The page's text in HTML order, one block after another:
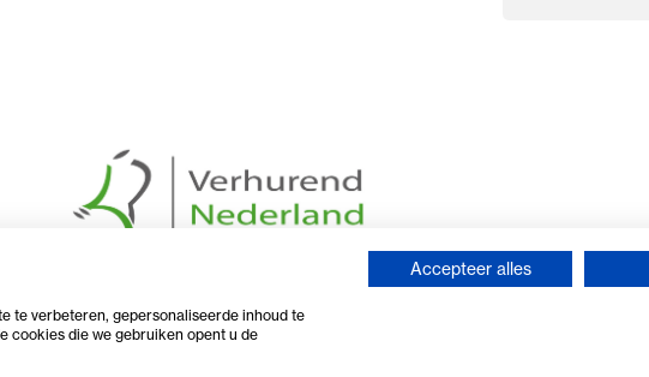
te verbeteren, gepersonaliseerde inhoud te
cookies die we gebruiken opent u de
Accepteer alles